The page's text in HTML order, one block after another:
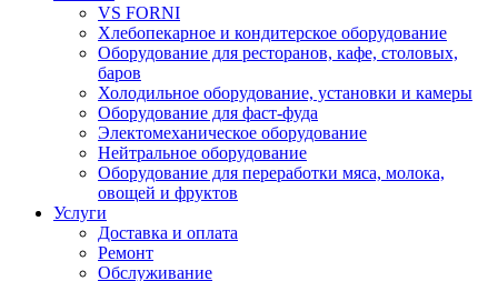
VS FORNI
Хлебопекарное и кондитерское оборудование
Оборудование для ресторанов, кафе, столовых,
баров
Холодильное оборудование, установки и камеры
Оборудование для фаст-фуда
Электомеханическое оборудование
Нейтральное оборудование
Оборудование для переработки мяса, молока,
овощей и фруктов
Услуги
Доставка и оплата
Ремонт
Обслуживание